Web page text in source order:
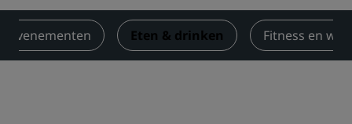
evenementen Eten & drinken Fitness en